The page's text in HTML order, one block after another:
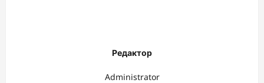
Редактор
Administrator